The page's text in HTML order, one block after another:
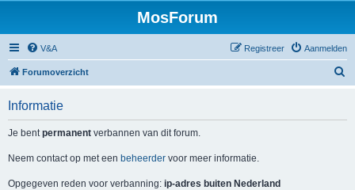
MosForum
V&A Aanmelden
Registreer
Forumoverzicht
Informatie
Je bentpermanent verbannen van dit forum.
Neem contact op met een beheerder voor meer informatie.
Opgegeven reden voor verbanning: ip-adres buiten Nederland